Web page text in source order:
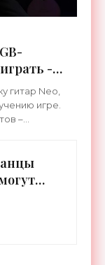
-
гитар Neo,
игре.
–